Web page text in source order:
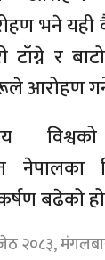
भने
र
आरोहण
नेपालका
बढेको हो
जेठ २०८३,